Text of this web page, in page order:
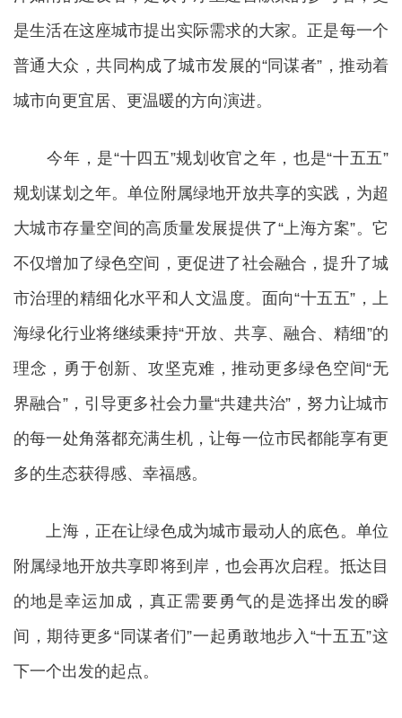
是生活在这座城市提出实际需求的大家。正是每一个
普通大众，共同构成了城市发展的“同谋者”，推动着
城市向更宜居、更温暖的方向演进。
今年，是“十四五”规划收官之年，也是“十五五”
规划谋划之年。单位附属绿地开放共享的实践，为超
大城市存量空间的高质量发展提供了“上海方案”。它
不仅增加了绿色空间，更促进了社会融合，提升了城
市治理的精细化水平和人文温度。面向“十五五”，上
海绿化行业将继续秉持“开放、共享、融合、精细”的
理念，勇于创新、攻坚克难，推动更多绿色空间“无
界融合”，引导更多社会力量“共建共治”，努力让城市
的每一处角落都充满生机，让每一位市民都能享有更
多的生态获得感、幸福感。
上海，正在让绿色成为城市最动人的底色。单位
附属绿地开放共享即将到岸，也会再次启程。抵达目
的地是幸运加成，真正需要勇气的是选择出发的瞬
间，期待更多“同谋者们”一起勇敢地步入“十五五”这
下一个出发的起点。